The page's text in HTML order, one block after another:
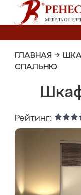
ГЛАВНАЯ →
СПАЛЬНЮ
Рейтинг: